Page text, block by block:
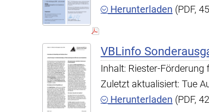
Herunterladen (PDF,
VBLinfo
Inhalt: Riester-
Zuletzt aktualisiert: Tue
Herunterladen (PDF,